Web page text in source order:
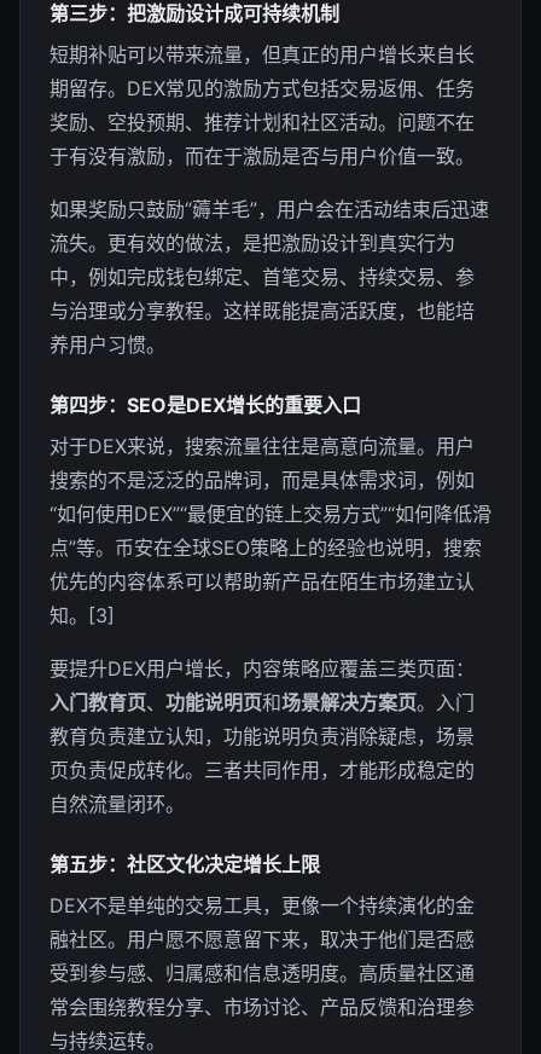
第三步：把激励设计成可持续机制
短期补贴可以带来流量，但真正的用户增长来自长
期留存。DEX常见的激励方式包括交易返佣、任务
奖励、空投预期、推荐计划和社区活动。问题不在
于有没有激励，而在于激励是否与用户价值一致。
如果奖励只鼓励“薅羊毛”，用户会在活动结束后迅速
流失。更有效的做法，是把激励设计到真实行为
中，例如完成钱包绑定、首笔交易、持续交易、参
与治理或分享教程。这样既能提高活跃度，也能培
养用户习惯。
第四步：SEO是DEX增长的重要入口
对于DEX来说，搜索流量往往是高意向流量。用户
搜索的不是泛泛的品牌词，而是具体需求词，例如
“如何使用DEX”“最便宜的链上交易方式”“如何降低滑
点”等。币安在全球SEO策略上的经验也说明，搜索
优先的内容体系可以帮助新产品在陌生市场建立认
知。[3]
要提升DEX用户增长，内容策略应覆盖三类页面：
入门教育页、 功能说明页和场景解决方案页。入门
教育负责建立认知，功能说明负责消除疑虑，场景
页负责促成转化。三者共同作用，才能形成稳定的
自然流量闭环。
第五步：社区文化决定增长上限
DEX不是单纯的交易工具，更像一个持续演化的金
融社区。用户愿不愿意留下来，取决于他们是否感
受到参与感、归属感和信息透明度。高质量社区通
常会围绕教程分享、市场讨论、产品反馈和治理参
与持续运转。